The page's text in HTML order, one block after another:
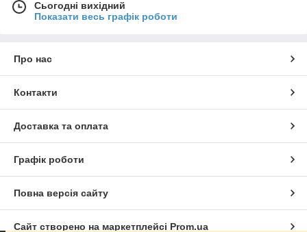
Сьогодні вихідний
Показати весь графік роботи
Про нас
Контакти
Доставка та оплата
Графік роботи
Повна версія сайту
Сайт створено на маркетплейсі Prom.ua